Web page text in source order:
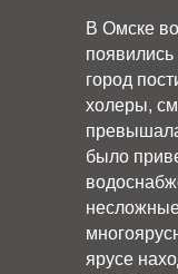
В Омске
появились
город
холеры,
было
ярусе